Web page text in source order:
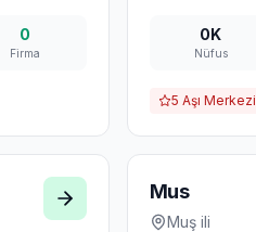
0
Firma
0K
Nüfus
5 Aşı Merkezi
Mus
Muşili